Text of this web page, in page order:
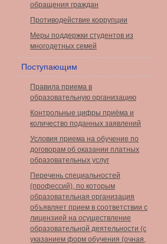
обращения граждан
Противодействие коррупции
Меры поддержки студентов из
многодетных семей
Поступающим
Правила приема в
образовательную организацию
Контрольные цифры приёма и
количество поданных заявлений
Условия приема на обучение по
договорам об оказании платных
образовательных услуг
Перечень специальностей
(профессий), по которым
образовательная организация
объявляет прием в соответствии с
лицензией на осуществление
образовательной деятельности (с
указанием форм обучения (очная,